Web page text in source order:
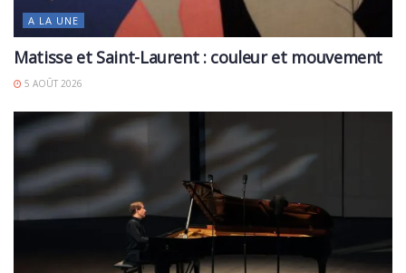
A LA UNE
Matisse et Saint-Laurent : couleur et mouvement
5 AOÛT 2026